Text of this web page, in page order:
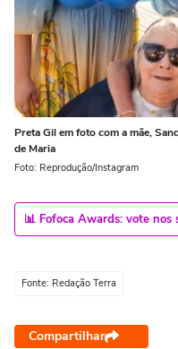
Preta Gil em foto com a mãe,
de Maria
Foto: Reprodução/Instagram
📊 Fofoca Awards: vote nos
Fonte: Redação Terra
Compartilhar